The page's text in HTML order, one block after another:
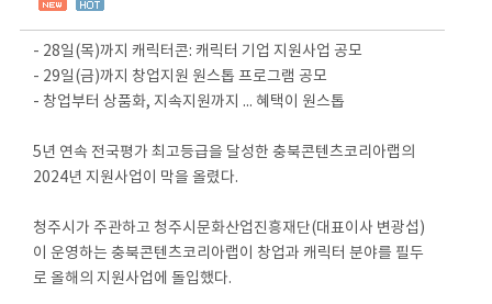
- 28일(목)까지 캐릭터콘: 캐릭터 기업 지원사업 공모
- 29일(금)까지 창업지원 원스톱 프로그램 공모
- 창업부터 상품화, 지속지원까지 ... 혜택이 원스톱
5년 연속 전국평가 최고등급을 달성한 충북콘텐츠코리아랩의
2024년 지원사업이 막을 올렸다.
청주시가 주관하고 청주시문화산업진흥재단(대표이사 변광섭)
이 운영하는 충북콘텐츠코리아랩이 창업과 캐릭터 분야를 필두
로 올해의 지원사업에 돌입했다.